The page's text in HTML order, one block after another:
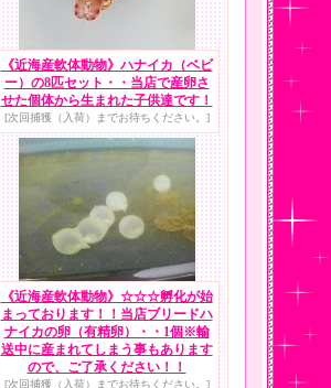
《近海産軟体動物》ハナイカ（ベビ
ー）の8匹セット・・当店で産卵さ
せた個体から生まれた子供達です！
[次回捕獲（入荷）までお待ちください。]
《近海産軟体動物》☆☆☆孵化が始
まっております！！当店ブリードハ
ナイカの卵（有精卵）・・1個※輸
送中に産まれてしまう事もあります
ので、ご了承ください！！
[次回捕獲（入荷）までお待ちください。]